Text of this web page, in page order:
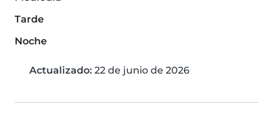
Tarde
Noche
Actualizado: 22 de junio de 2026